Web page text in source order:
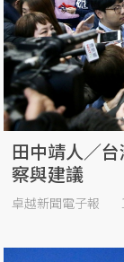
田中靖人／
察與建議
卓越新聞電子報